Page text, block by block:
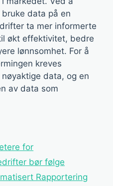
data på en
ta mer informerte
økt effektivitet, bedre
lønnsomhet. For å
kreves
data, og en
av data som
for
bør følge
Rapportering